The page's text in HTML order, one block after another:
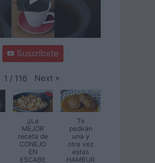
Suscríbete
1 / 116 Next »
¡¡La
MEJOR
receta de
CONEJO
EN
ESCABE
Te
pedirán
una y
otra vez
estas
HAMBUR